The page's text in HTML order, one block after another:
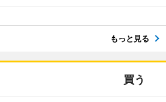
もっと見る
買う